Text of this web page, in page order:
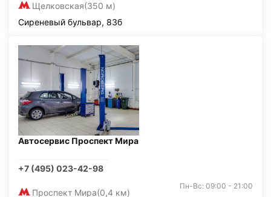
Щелковская(350 м)
Сиреневый бульвар, 83б
Автосервис Проспект Мира
+7 (495) 023-42-98
Проспект Мира(0,4 км)
Пн-Вс: 09:00 - 21:00